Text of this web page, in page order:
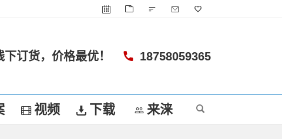
18758059365
订货，价格最优！
视频 下载 来涞